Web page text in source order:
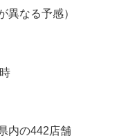
異なる予感）
内の442店舗